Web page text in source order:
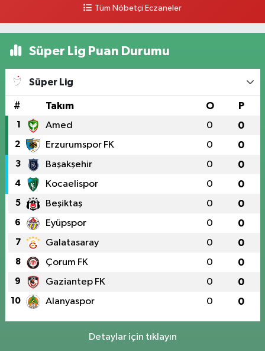
Tüm Nöbetçi Eczaneler
Süper Lig Puan Durumu
Süper Lig
# Takım O P
1 Amed 0 0
2 Erzurumspor FK 0 0
3 Başakşehir 0 0
4 Kocaelispor 0 0
5 Beşiktaş 0 0
6 Eyüpspor 0 0
7 Galatasaray 0 0
8 Çorum FK 0 0
9 Gaziantep FK 0 0
10 Alanyaspor 0 0
Detaylar için tıklayın